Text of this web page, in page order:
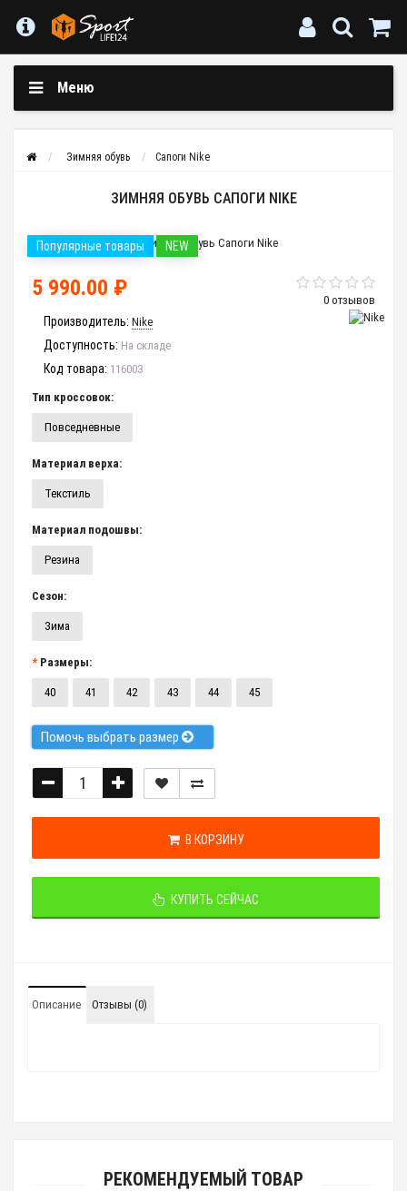
Меню
Зимняя обувь Сапоги Nike
ЗИМНЯЯ ОБУВЬ САПОГИ NIKE
Популярные товары NEW
0 отзывов
5 990.00 ₽
Производитель: Nike
Доступность: На складе
Код товара: 116003
Тип кроссовок:
Повседневные
Материал верха:
Текстиль
Материал подошвы:
Резина
Сезон:
Зима
Размеры:
40 41 42 43 44 45
Помочь выбрать размер
В КОРЗИНУ
КУПИТЬ СЕЙЧАС
Описание Отзывы (0)
РЕКОМЕНДУЕМЫЙ ТОВАР